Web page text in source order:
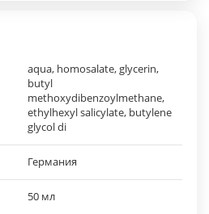
aqua, homosalate, glycerin,
butyl
methoxydibenzoylmethane,
ethylhexyl salicylate, butylene
glycol di
Германия
50 мл